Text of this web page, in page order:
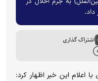
اشتراک گذاری
اعلام این خبر اظهار کرد: